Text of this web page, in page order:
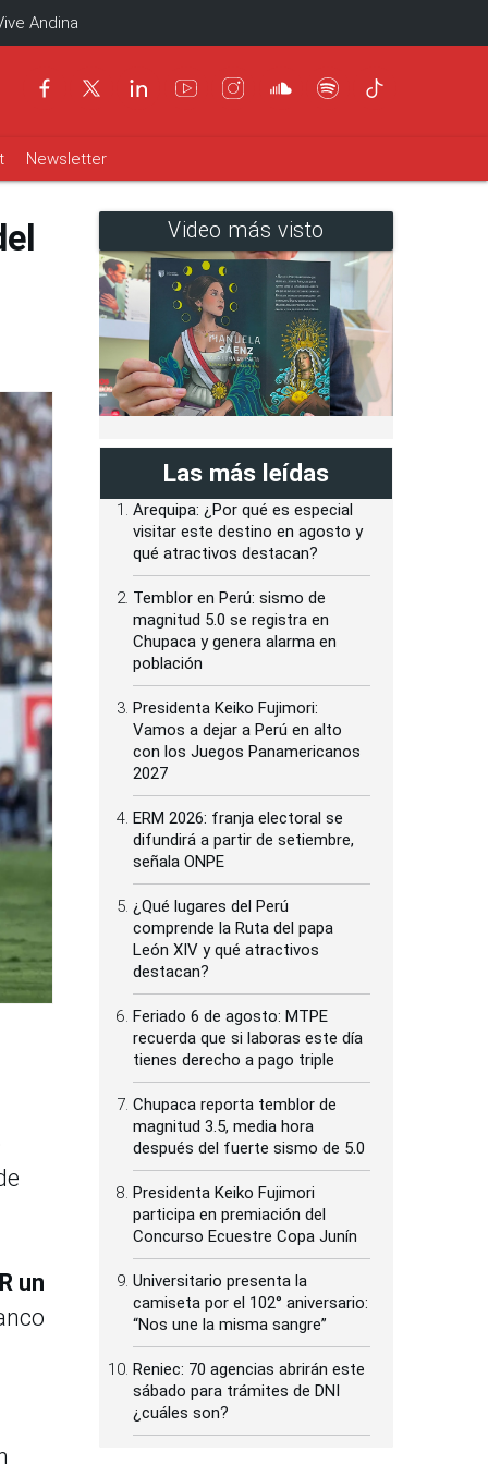
Andina
Newsletter
un
Video más visto
Las más leídas
Arequipa: ¿Por qué es especial
visitar este destino en agosto y
qué atractivos destacan?
Temblor en Perú: sismo de
magnitud 5.0 se registra en
Chupaca y genera alarma en
población
Presidenta Keiko Fujimori:
Vamos a dejar a Perú en alto
con los Juegos Panamericanos
2027
ERM 2026: franja electoral se
difundirá a partir de setiembre,
señala ONPE
¿Qué lugares del Perú
comprende la Ruta del papa
León XIV y qué atractivos
destacan?
Feriado 6 de agosto: MTPE
recuerda que si laboras este día
tienes derecho a pago triple
Chupaca reporta temblor de
magnitud 3.5, media hora
después del fuerte sismo de 5.0
Presidenta Keiko Fujimori
participa en premiación del
Concurso Ecuestre Copa Junín
Universitario presenta la
camiseta por el 102° aniversario:
“Nos une la misma sangre”
Reniec: 70 agencias abrirán este
sábado para trámites de DNI
¿cuáles son?